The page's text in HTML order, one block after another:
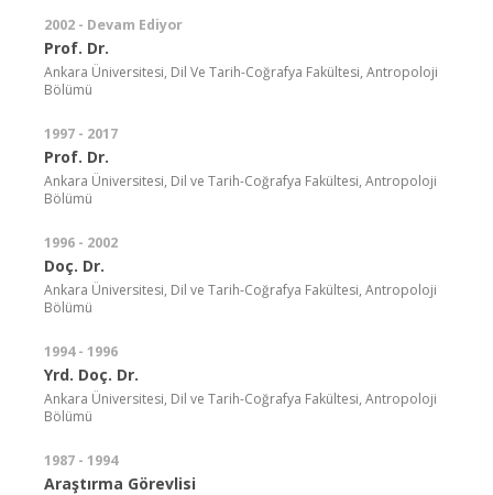
2002 - Devam Ediyor
Prof. Dr.
Ankara Üniversitesi, Dil Ve Tarih-Coğrafya Fakültesi, Antropoloji
Bölümü
1997 - 2017
Prof. Dr.
Ankara Üniversitesi, Dil ve Tarih-Coğrafya Fakültesi, Antropoloji
Bölümü
1996 - 2002
Doç. Dr.
Ankara Üniversitesi, Dil ve Tarih-Coğrafya Fakültesi, Antropoloji
Bölümü
1994 - 1996
Yrd. Doç. Dr.
Ankara Üniversitesi, Dil ve Tarih-Coğrafya Fakültesi, Antropoloji
Bölümü
1987 - 1994
Araştırma Görevlisi